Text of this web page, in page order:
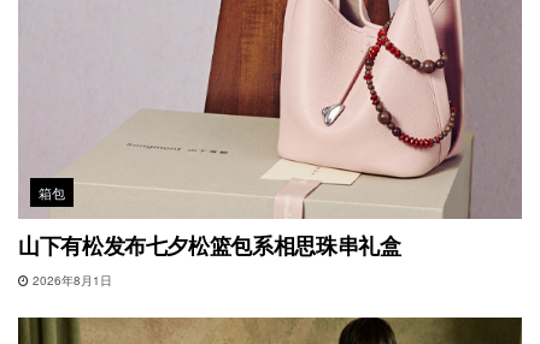
箱包
山下有松发布七夕松篮包系相思珠串礼盒
2026年8月1日